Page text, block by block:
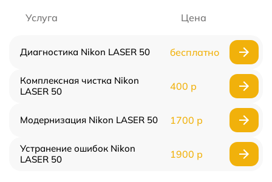
Услуга Цена
Диагностика Nikon LASER 50 бесплатно
Комплексная чистка Nikon
LASER 50
400 р
Модернизация Nikon LASER 50 1700 р
Устранение ошибок Nikon
LASER 50
1900 р